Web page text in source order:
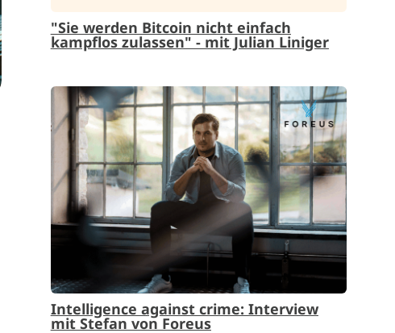
"Sie werden Bitcoin nicht einfach
kampflos zulassen" - mit Julian Liniger
Intelligence against crime: Interview
mit Stefan von Foreus